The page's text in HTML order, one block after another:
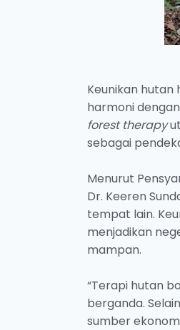
Keunikan
harmoni
forest therapy
sebagai
Menurut
Dr. Keeren
tempat lain.
menjadikan
mampan.
“Terapi hutan
berganda.
sumber